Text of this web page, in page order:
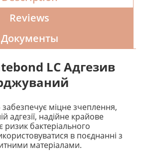
Reviews
Документы
LCАдгезив
міцне зчеплення,
адгезії, надійне крайове
ризик бактеріального
в поєднанні з
матеріалами.